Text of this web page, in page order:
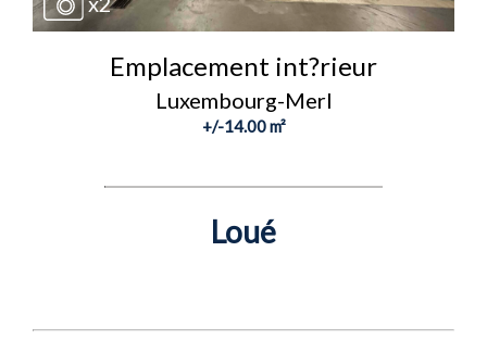
Emplacement int?rieur
Luxembourg-Merl
+/-14.00 m²
Loué